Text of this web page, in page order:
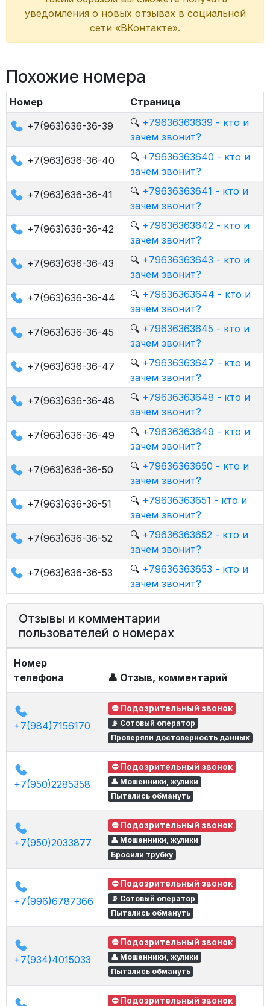
уведомления о новых отзывах в социальной
сети «ВКонтакте».
Похожие номера
Номер
Страница
+7(963)636-36-39
🔍 +79636363639 - кто и
зачем звонит?
+7(963)636-36-40
🔍 +79636363640 - кто и
зачем звонит?
+7(963)636-36-41
🔍 +79636363641 - кто и
зачем звонит?
+7(963)636-36-42
🔍 +79636363642 - кто и
зачем звонит?
+7(963)636-36-43
🔍 +79636363643 - кто и
зачем звонит?
+7(963)636-36-44
🔍 +79636363644 - кто и
зачем звонит?
+7(963)636-36-45
🔍 +79636363645 - кто и
зачем звонит?
+7(963)636-36-47
🔍 +79636363647 - кто и
зачем звонит?
+7(963)636-36-48
🔍 +79636363648 - кто и
зачем звонит?
+7(963)636-36-49
🔍 +79636363649 - кто и
зачем звонит?
+7(963)636-36-50
🔍 +79636363650 - кто и
зачем звонит?
+7(963)636-36-51
🔍 +79636363651 - кто и
зачем звонит?
+7(963)636-36-52
🔍 +79636363652 - кто и
зачем звонит?
+7(963)636-36-53
🔍 +79636363653 - кто и
зачем звонит?
Отзывы и комментарии
пользователей о номерах
Номер
телефона
👤 Отзыв, комментарий
+7(984)7156170
⛔ Подозрительный звонок
📡 Сотовый оператор
Проверяли достоверность данных
+7(950)2285358
⛔ Подозрительный звонок
👤 Мошенники, жулики
Пытались обмануть
+7(950)2033877
⛔ Подозрительный звонок
👤 Мошенники, жулики
Бросили трубку
+7(996)6787366
⛔ Подозрительный звонок
📡 Сотовый оператор
Пытались обмануть
+7(934)4015033
⛔ Подозрительный звонок
👤 Мошенники, жулики
Пытались обмануть
⛔ Подозрительный звонок